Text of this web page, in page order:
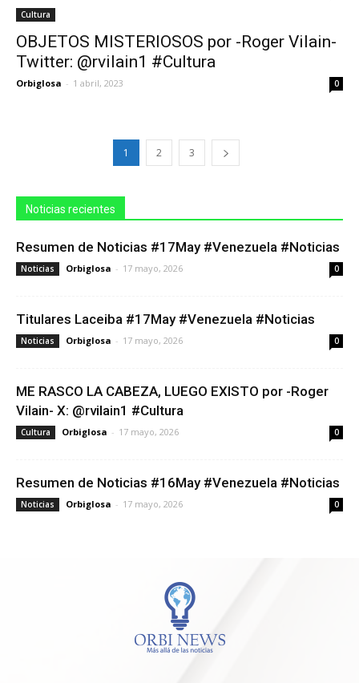
Cultura
OBJETOS MISTERIOSOS por -Roger Vilain-
Twitter: @rvilain1 #Cultura
Orbiglosa - 1 abril, 2023 0
1 2 3
Noticias recientes
Resumen de Noticias #17May #Venezuela #Noticias
Noticias Orbiglosa - 17 mayo, 2026 0
Titulares Laceiba #17May #Venezuela #Noticias
Noticias Orbiglosa - 17 mayo, 2026 0
ME RASCO LA CABEZA, LUEGO EXISTO por -Roger
Vilain- X: @rvilain1 #Cultura
Cultura Orbiglosa - 17 mayo, 2026 0
Resumen de Noticias #16May #Venezuela #Noticias
Noticias Orbiglosa - 17 mayo, 2026 0